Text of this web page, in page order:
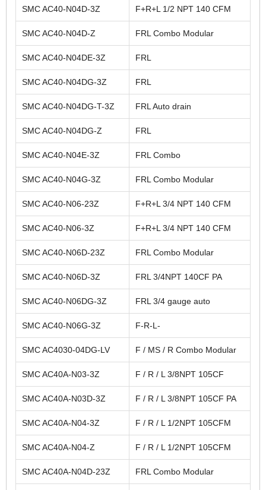
SMC AC40-N04D-3Z F+R+L 1/2 NPT 140 CFM
SMC AC40-N04D-Z FRL Combo Modular
SMC AC40-N04DE-3Z FRL
SMC AC40-N04DG-3Z FRL
SMC AC40-N04DG-T-3Z FRL Auto drain
SMC AC40-N04DG-Z FRL
SMC AC40-N04E-3Z FRL Combo
SMC AC40-N04G-3Z FRL Combo Modular
SMC AC40-N06-23Z F+R+L 3/4 NPT 140 CFM
SMC AC40-N06-3Z F+R+L 3/4 NPT 140 CFM
SMC AC40-N06D-23Z FRL Combo Modular
SMC AC40-N06D-3Z FRL 3/4NPT 140CF PA
SMC AC40-N06DG-3Z FRL 3/4 gauge auto
SMC AC40-N06G-3Z F-R-L-
SMC AC4030-04DG-LV F / MS / R Combo Modular
SMC AC40A-N03-3Z F / R / L 3/8NPT 105CF
SMC AC40A-N03D-3Z F / R / L 3/8NPT 105CF PA
SMC AC40A-N04-3Z F / R / L 1/2NPT 105CFM
SMC AC40A-N04-Z F / R / L 1/2NPT 105CFM
SMC AC40A-N04D-23Z FRL Combo Modular